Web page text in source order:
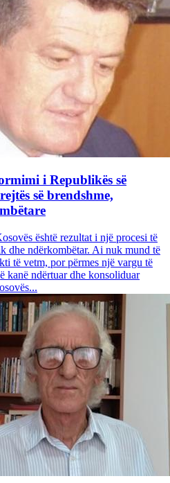
i Republikës së
së brendshme,
është rezultat i një procesi të
dhe ndërkombëtar. Ai nuk mund të
të vetm, por përmes një vargu të
kanë ndërtuar dhe konsoliduar